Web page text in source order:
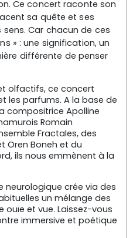
Ce concert raconte son
sa quête et ses
Car chacun de ces
» : une signification, un
différente de penser
olfactifs, ce concert
les parfums. A la base de
compositrice Apolline
Romain
Fractales, des
Oren Boneh et du
ils nous emmènent à la
neurologique crée via des
un mélange des
ouïe et vue. Laissez-vous
immersive et poétique